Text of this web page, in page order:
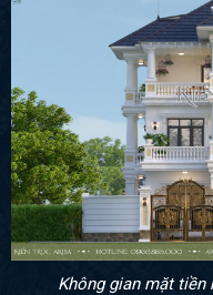
Không gian mặt